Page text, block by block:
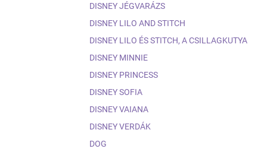
DISNEY JÉGVARÁZS
DISNEY LILO AND STITCH
DISNEY LILO ÉS STITCH, A CSILLAGKUTYA
DISNEY MINNIE
DISNEY PRINCESS
DISNEY SOFIA
DISNEY VAIANA
DISNEY VERDÁK
DOG